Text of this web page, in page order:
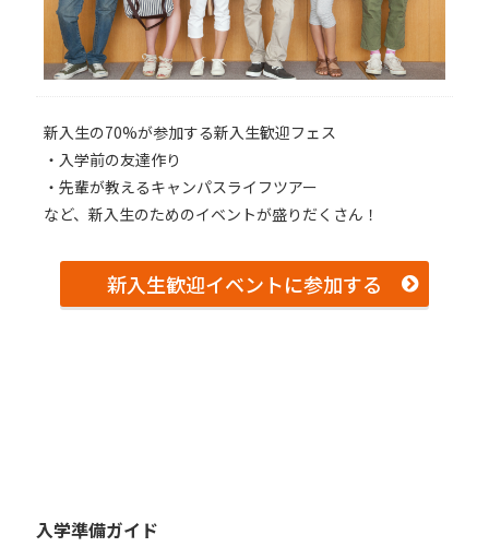
新⼊⽣の70%が参加する新⼊⽣歓迎フェス
・⼊学前の友達作り
・先輩が教えるキャンパスライフツアー
など、新⼊⽣のためのイベントが盛りだくさん！
新入生歓迎イベントに参加する
入学準備ガイド